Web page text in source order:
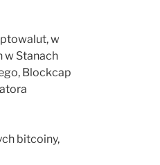
w
w Stanach
Blockcap
bitcoiny,